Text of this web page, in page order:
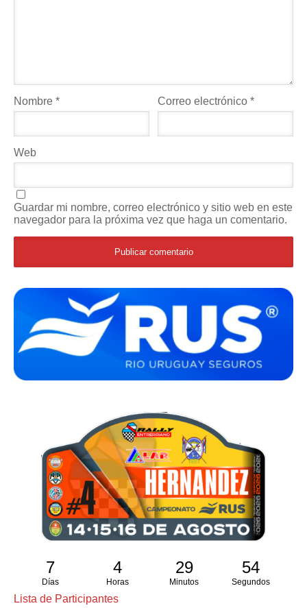
Nombre * Correo electrónico*
Web
Guardar mi nombre, correo electrónico y sitio web en este
navegador para la próxima vez que haga un comentario.
7
Días
4
Horas
29
Minutos
53
Segundos
Lista de Participantes